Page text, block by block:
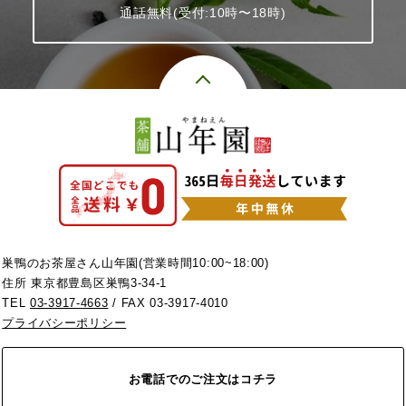
通話無料(受付:10時〜18時)
巣鴨のお茶屋さん山年園(営業時間10:00~18:00)
住所 東京都豊島区巣鴨3-34-1
TEL03-3917-4663 / FAX 03-3917-4010
プライバシーポリシー
お電話でのご注文はコチラ